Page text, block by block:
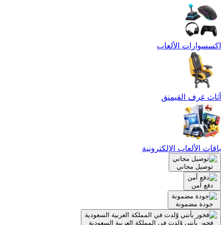
اكسسوارات الألعاب
أثاث غرف القيمنق
باقات الألعاب الإلكترونية
توصيل مجاني
دفع آمن
جودة مضمونة
فخور بأنني وّلدت في المملكة العربية السعودية